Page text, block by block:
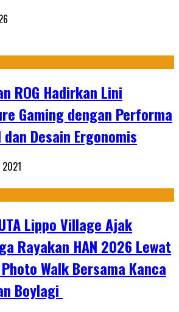
ROG Hadirkan Lini
Gaming dengan Performa
dan Desain Ergonomis
Lippo Village Ajak
Rayakan HAN 2026 Lewat
Walk Bersama Kanca
Boylagi